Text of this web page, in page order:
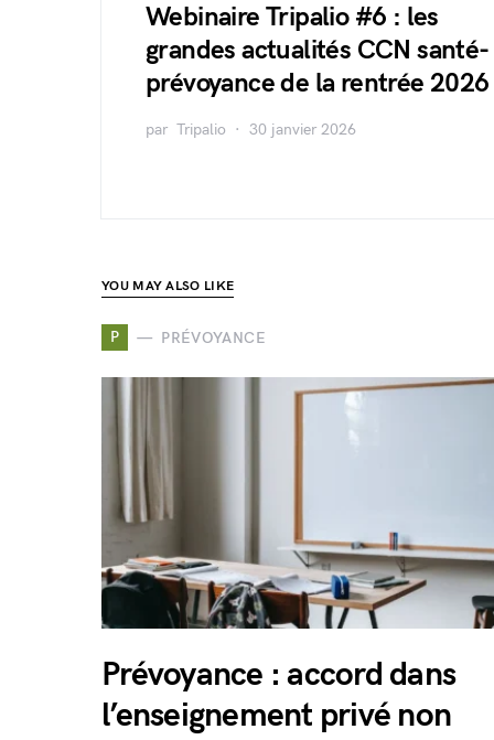
Webinaire Tripalio #6 : les
grandes actualités CCN santé-
prévoyance de la rentrée 2026
par Tripalio 30 janvier 2026
YOU MAY ALSO LIKE
P PRÉVOYANCE
Prévoyance : accord dans
l’enseignement privé non